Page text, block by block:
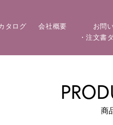
タログ 会社概要
お問
・注文書
商